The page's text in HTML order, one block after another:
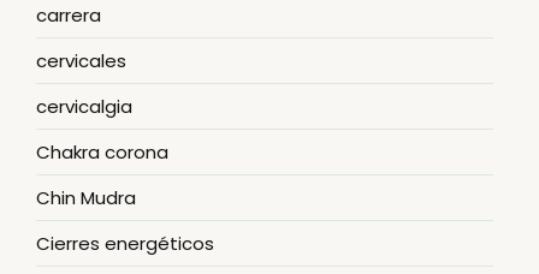
carrera
cervicales
cervicalgia
Chakra corona
Chin Mudra
Cierres energéticos